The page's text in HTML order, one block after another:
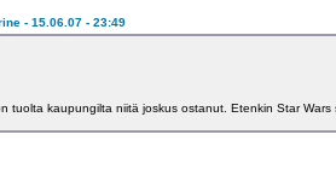
- 15.06.07 - 23:49
tuolta kaupungilta niitä joskus ostanut. Etenkin Star Wars